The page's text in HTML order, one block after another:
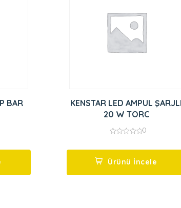
BAR
KENSTAR LED AMPUL ŞARJLI
20 W TORC
5
0
Ürünü İncele